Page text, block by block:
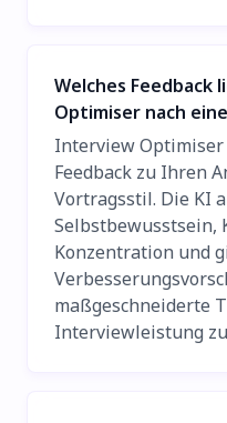
Welches
Optimiser nach
Interview
Feedback zu Ihren
Vortragsstil. Die KI
Selbstbewusstsein,
Konzentration und
maßgeschneiderte
Interviewleistung